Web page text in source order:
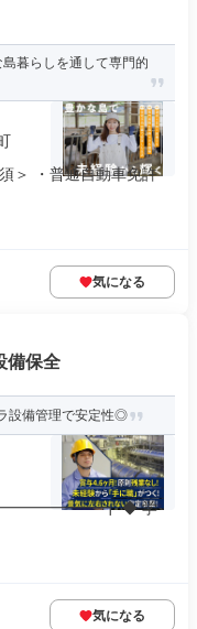
暮らしを通して専門的
＞ ・普通自動車免許
気になる
備保全
設備管理で安定性◎
◆ 学
気になる